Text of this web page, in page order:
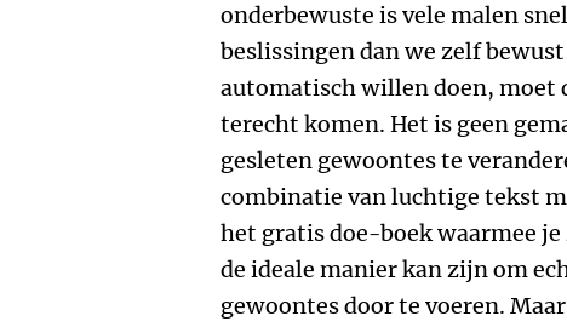
onderbewuste is vele malen
beslissingen dan we zelf
automatisch willen doen, moet
terecht komen. Het is geen
gesleten gewoontes te
combinatie van luchtige tekst
het gratis doe-boek waarmee
de ideale manier kan zijn om
gewoontes door te voeren.